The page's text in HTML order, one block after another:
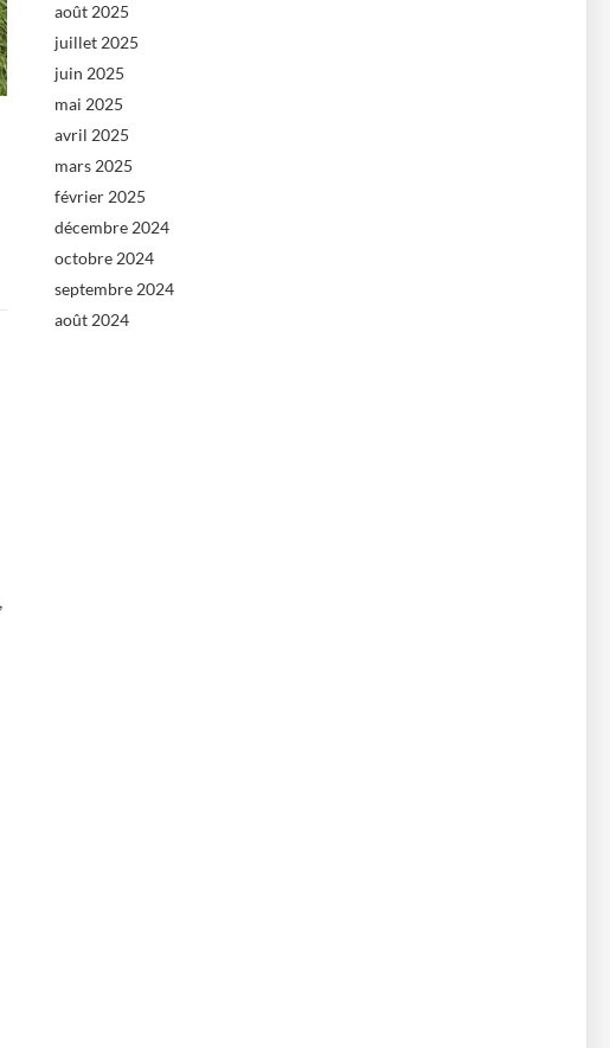
août 2025
juillet 2025
juin 2025
mai 2025
avril 2025
mars 2025
février 2025
décembre 2024
octobre 2024
septembre 2024
août 2024